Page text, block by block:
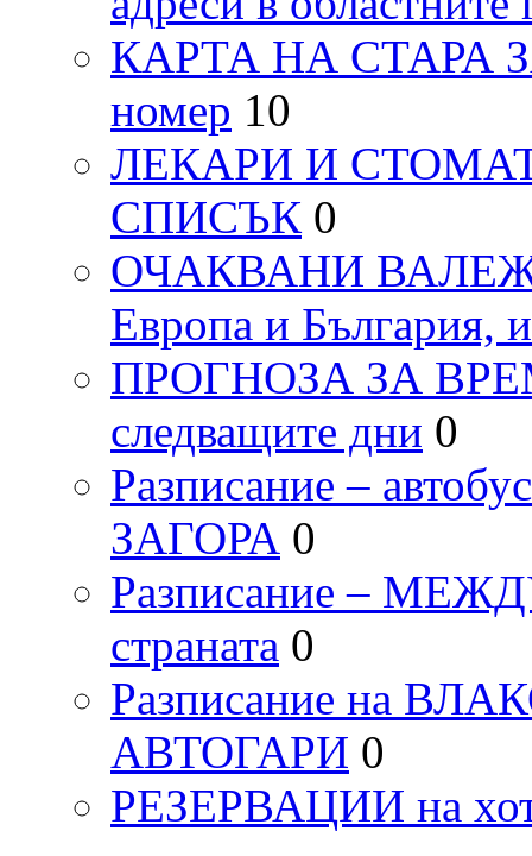
КАРТА НА СТАРА
номер 10
ЛЕКАРИ И
СПИСЪК 0
ОЧАКВАНИ ВАЛЕЖИ
Европа и България,
ПРОГНОЗА ЗА
следващите дни 0
Разписание –
ЗАГОРА 0
Разписание –
страната 0
Разписание на
АВТОГАРИ 0
РЕЗЕРВАЦИИ на